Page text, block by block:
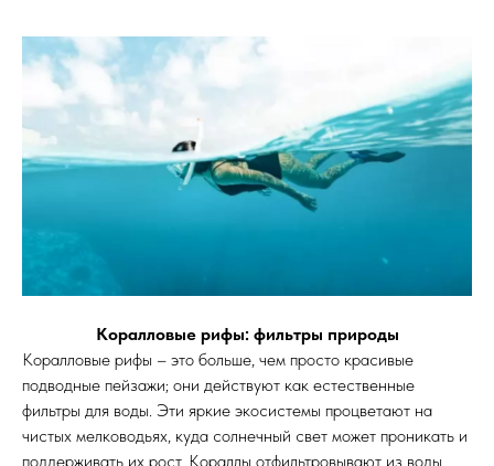
Коралловые рифы: фильтры природы
Коралловые рифы – это больше, чем просто красивые
подводные пейзажи; они действуют как естественные
фильтры для воды. Эти яркие экосистемы процветают на
чистых мелководьях, куда солнечный свет может проникать и
поддерживать их рост. Кораллы отфильтровывают из воды